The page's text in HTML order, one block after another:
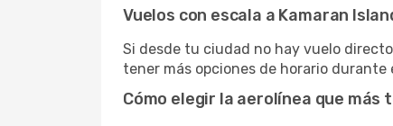
Vuelos con escala a Kamaran
Si desde tu ciudad no hay vuelo
tener más opciones de horario
Cómo elegir la aerolínea que más